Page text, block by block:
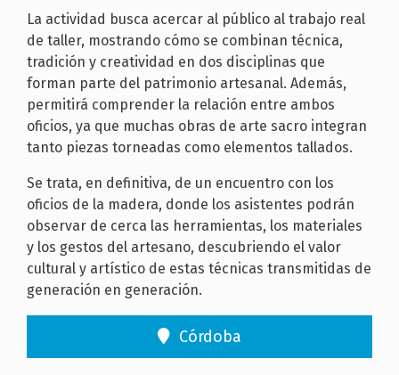
La actividad busca acercar al público al trabajo real
de taller, mostrando cómo se combinan técnica,
tradición y creatividad en dos disciplinas que
forman parte del patrimonio artesanal. Además,
permitirá comprender la relación entre ambos
oficios, ya que muchas obras de arte sacro integran
tanto piezas torneadas como elementos tallados.
Se trata, en definitiva, de un encuentro con los
oficios de la madera, donde los asistentes podrán
observar de cerca las herramientas, los materiales
y los gestos del artesano, descubriendo el valor
cultural y artístico de estas técnicas transmitidas de
generación en generación.
Córdoba